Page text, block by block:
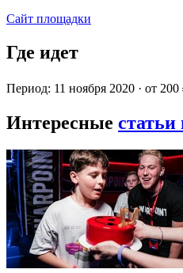
Сайт площадки
Где идет
Период: 11 ноября 2020 · от 200
Интересные